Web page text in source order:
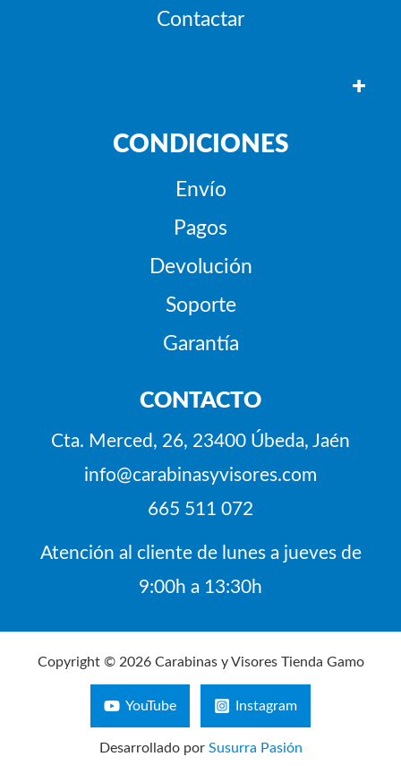
Contactar
+
CONDICIONES
Envío
Pagos
Devolución
Soporte
Garantía
CONTACTO
Cta. Merced, 26, 23400 Úbeda, Jaén
info@carabinasyvisores.com
665 511 072
Atención al cliente de lunes a jueves de
9:00h a 13:30h
Copyright © 2026 Carabinas y Visores Tienda Gamo
YouTube Instagram
Desarrollado por Susurra Pasión